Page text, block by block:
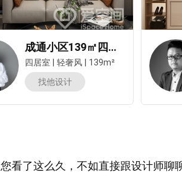
成通小区139㎡四居室轻奢风装修案例
四居室 轻奢风
139m²
找他设计
您看了这么久，不如直接跟设计师聊